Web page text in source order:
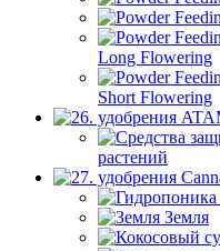
Long Flowering
Short Flowering
растений
Земля